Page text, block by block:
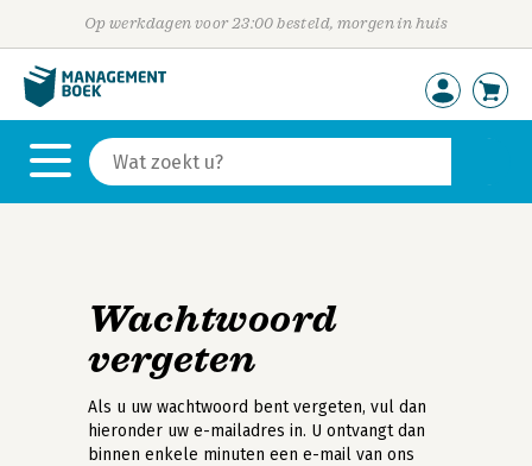
Op werkdagen voor 23:00 besteld, morgen in huis
Wachtwoord
vergeten
Als u uw wachtwoord bent vergeten, vul dan
hieronder uw e-mailadres in. U ontvangt dan
binnen enkele minuten een e-mail van ons